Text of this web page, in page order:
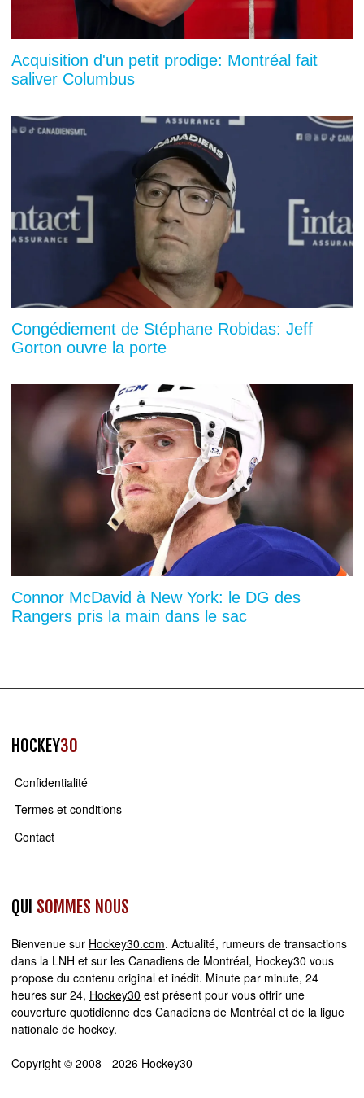
Acquisition d'un petit prodige: Montréal fait
saliver Columbus
Congédiement de Stéphane Robidas: Jeff
Gorton ouvre la porte
Connor McDavid à New York: le DG des
Rangers pris la main dans le sac
HOCKEY30
Confidentialité
Termes et conditions
Contact
QUI SOMMES NOUS
Bienvenue sur Hockey30.com. Actualité, rumeurs de transactions
dans la LNH et sur les Canadiens de Montréal, Hockey30 vous
propose du contenu original et inédit. Minute par minute, 24
heures sur 24, Hockey30 est présent pour vous offrir une
couverture quotidienne des Canadiens de Montréal et de la ligue
nationale de hockey.
Copyright © 2008 - 2026 Hockey30